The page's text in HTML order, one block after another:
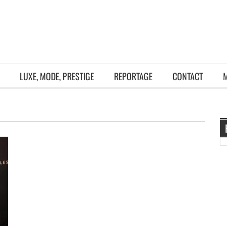
LUXE, MODE, PRESTIGE REPORTAGE CONTACT